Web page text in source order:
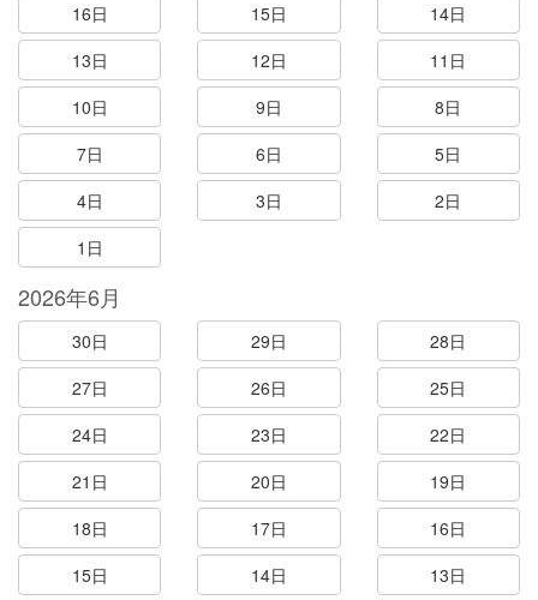
16日
15日
14日
13日
12日
11日
10日
9日
8日
7日
6日
5日
4日
3日
2日
1日
2026年6月
30日 29日
28日
27日
26日
25日
24日
23日
22日
21日
20日
19日
18日
17日
16日
15日
14日
13日